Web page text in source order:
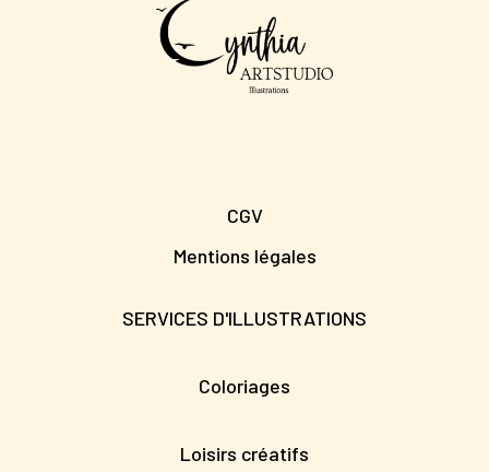
CGV
Mentions légales
SERVICES D'ILLUSTRATIONS
Coloriages
Loisirs créatifs